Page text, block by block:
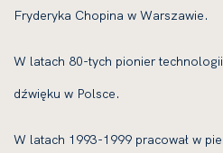
Fryderyka Chopina w Warszawie.
W latach 80-tych pionier
dźwięku w Polsce.
W latach 1993-1999 pracował w